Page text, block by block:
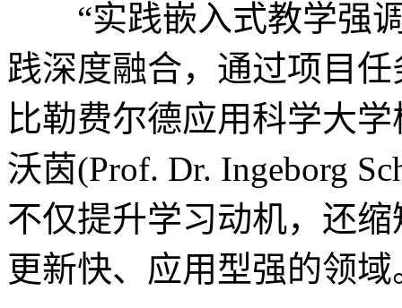
“实践嵌入式教学强调
践深度融合，通过项目
比勒费尔德应用科学大
沃茵(Prof. Dr. Ingeborg
不仅提升学习动机，还
更新快、应用型强的领域